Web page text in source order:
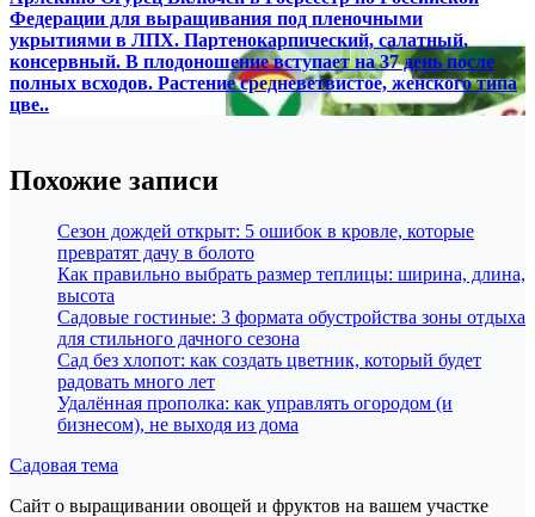
Федерации для выращивания под пленочными
укрытиями в ЛПХ. Партенокарпический, салатный,
консервный. В плодоношение вступает на 37 день после
полных всходов. Растение средневетвистое, женского типа
цве..
Похожие записи
Сезон дождей открыт: 5 ошибок в кровле, которые
превратят дачу в болото
Как правильно выбрать размер теплицы: ширина, длина,
высота
Садовые гостиные: 3 формата обустройства зоны отдыха
для стильного дачного сезона
Сад без хлопот: как создать цветник, который будет
радовать много лет
Удалённая прополка: как управлять огородом (и
бизнесом), не выходя из дома
Садовая тема
Сайт о выращивании овощей и фруктов на вашем участке